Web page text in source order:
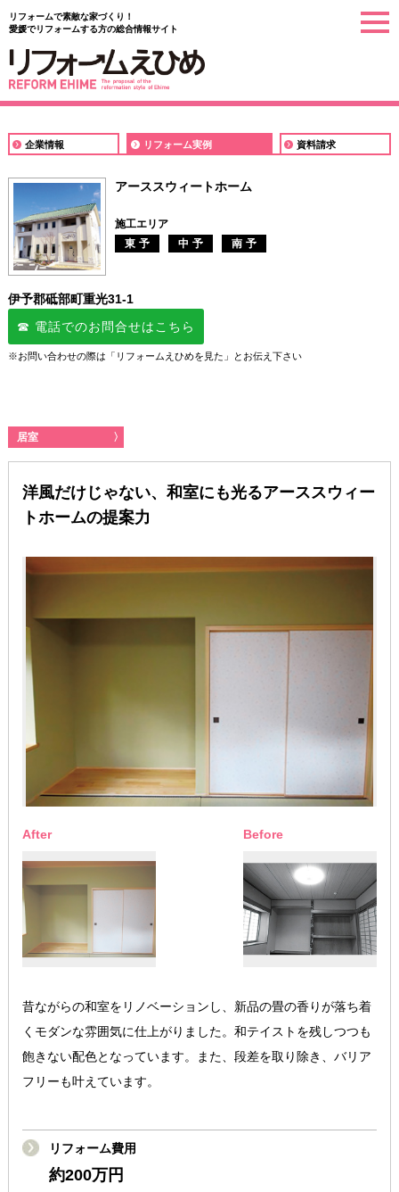
リフォームで素敵な家づくり！
愛媛でリフォームする方の総合情報サイト
企業情報 リフォーム実例 資料請求
アーススウィートホーム
施工エリア
東予
中予 南予
伊予郡砥部町重光31-1
☎ 電話でのお問合せはこちら
※お問い合わせの際は「リフォームえひめを見た」とお伝え下さい
居室 〉
洋風だけじゃない、和室にも光るアーススウィー
トホームの提案力
After Before
昔ながらの和室をリノベーションし、新品の畳の香りが落ち着
くモダンな雰囲気に仕上がりました。和テイストを残しつつも
飽きない配色となっています。また、段差を取り除き、バリア
フリーも叶えています。
リフォーム費用
約200万円